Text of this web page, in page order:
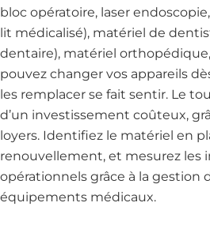
bloc opératoire, laser
lit médicalisé), matériel de
dentaire), matériel
pouvez changer vos appareils
les remplacer se fait sentir. Le
d’un investissement coûteux,
loyers. Identifiez le matériel en
renouvellement, et mesurez les
opérationnels grâce à la gestion
équipements médicaux.